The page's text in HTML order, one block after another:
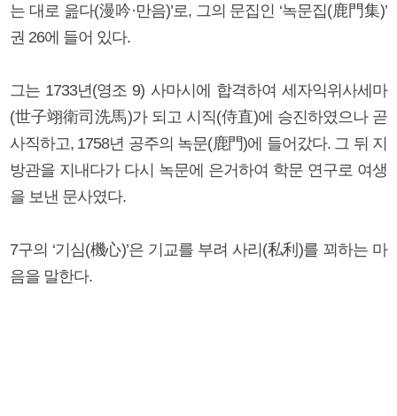
는 대로 읊다(漫吟·만음)’로, 그의 문집인 ‘녹문집(鹿門集)’
권 26에 들어 있다.
그는 1733년(영조 9) 사마시에 합격하여 세자익위사세마
(世子翊衛司洗馬)가 되고 시직(侍直)에 승진하였으나 곧
사직하고, 1758년 공주의 녹문(鹿門)에 들어갔다. 그 뒤 지
방관을 지내다가 다시 녹문에 은거하여 학문 연구로 여생
을 보낸 문사였다.
7구의 ‘기심(機心)’은 기교를 부려 사리(私利)를 꾀하는 마
음을 말한다.